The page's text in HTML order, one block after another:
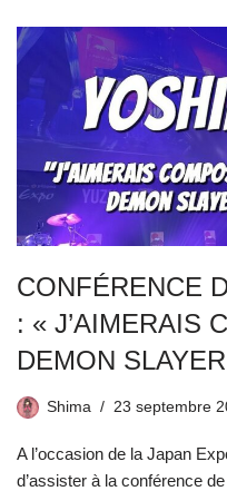
CONFÉRENCE
: « J’AIMERAIS
DEMON
Shima 23 septembre
A l’occasion de la Japan
d’assister à la conférence